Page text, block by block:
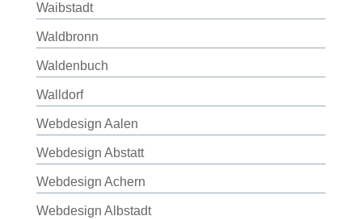
Waibstadt
Waldbronn
Waldenbuch
Walldorf
Webdesign Aalen
Webdesign Abstatt
Webdesign Achern
Webdesign Albstadt